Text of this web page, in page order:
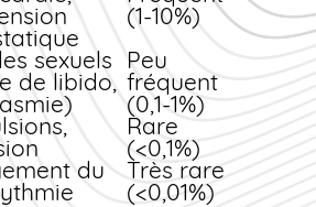
(1-10%)
sexuels
de libido,
Peu
fréquent
(0,1-1%)
Rare
(<0,1%)
du Très rare
(<0,01%)